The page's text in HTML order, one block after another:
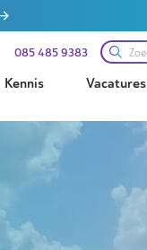
085 485 9383
Kennis Vacatures